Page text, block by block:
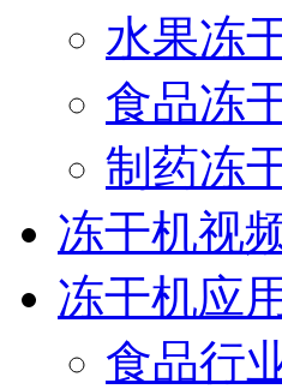
水果冻
食品冻
制药冻
冻干机视
冻干机应
食品行